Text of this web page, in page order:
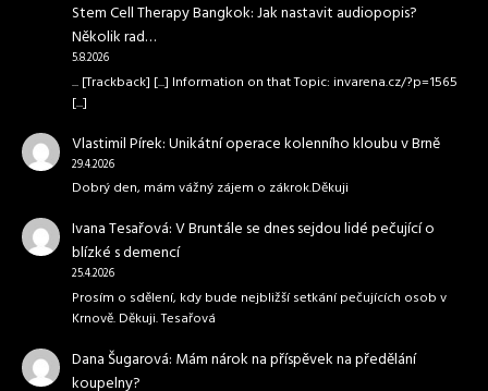
Stem Cell Therapy Bangkok:Jak nastavit audiopopis?
Několik rad…
5.8.2026
... [Trackback] [...] Information on that Topic: invarena.cz/?p=1565
[...]
Vlastimil Pírek:Unikátní operace kolenního kloubu v Brně
29.4.2026
Dobrý den, mám vážný zájem o zákrok.Děkuji
Ivana Tesařová:V Bruntále se dnes sejdou lidé pečující o
blízké s demencí
25.4.2026
Prosím o sdělení, kdy bude nejbližší setkání pečujících osob v
Krnově. Děkuji. Tesařová
Dana Šugarová: Mám nárok na příspěvek na předělání
koupelny?